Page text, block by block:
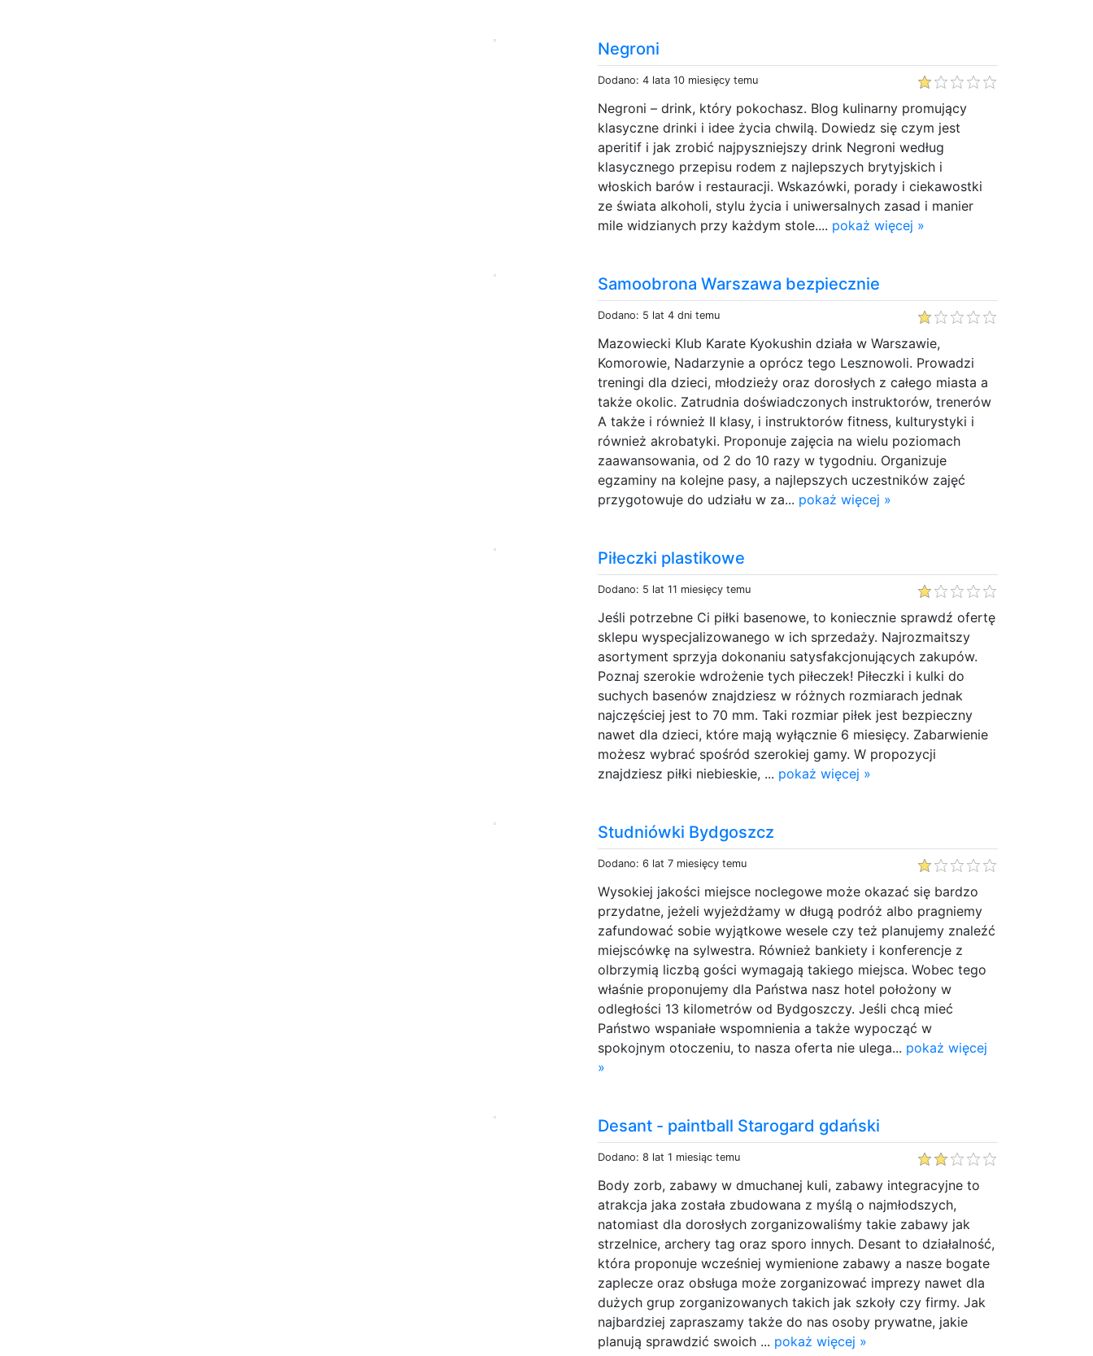
Negroni
Dodano: 4 lata 10 miesięcy temu
Negroni – drink, który pokochasz. Blog kulinarny promujący
klasyczne drinki i idee życia chwilą. Dowiedz się czym jest
aperitif i jak zrobić najpyszniejszy drink Negroni według
klasycznego przepisu rodem z najlepszych brytyjskich i
włoskich barów i restauracji. Wskazówki, porady i ciekawostki
ze świata alkoholi, stylu życia i uniwersalnych zasad i manier
mile widzianych przy każdym stole.... pokaż więcej »
Samoobrona Warszawa bezpiecznie
Dodano: 5 lat 4 dni temu
Mazowiecki Klub Karate Kyokushin działa w Warszawie,
Komorowie, Nadarzynie a oprócz tego Lesznowoli. Prowadzi
treningi dla dzieci, młodzieży oraz dorosłych z całego miasta a
także okolic. Zatrudnia doświadczonych instruktorów, trenerów
A także i również II klasy, i instruktorów fitness, kulturystyki i
również akrobatyki. Proponuje zajęcia na wielu poziomach
zaawansowania, od 2 do 10 razy w tygodniu. Organizuje
egzaminy na kolejne pasy, a najlepszych uczestników zajęć
przygotowuje do udziału w za... pokaż więcej »
Piłeczki plastikowe
Dodano: 5 lat 11 miesięcy temu
Jeśli potrzebne Ci piłki basenowe, to koniecznie sprawdź ofertę
sklepu wyspecjalizowanego w ich sprzedaży. Najrozmaitszy
asortyment sprzyja dokonaniu satysfakcjonujących zakupów.
Poznaj szerokie wdrożenie tych piłeczek! Piłeczki i kulki do
suchych basenów znajdziesz w różnych rozmiarach jednak
najczęściej jest to 70 mm. Taki rozmiar piłek jest bezpieczny
nawet dla dzieci, które mają wyłącznie 6 miesięcy. Zabarwienie
możesz wybrać spośród szerokiej gamy. W propozycji
znajdziesz piłki niebieskie, ... pokaż więcej »
Studniówki Bydgoszcz
Dodano: 6 lat 7 miesięcy temu
Wysokiej jakości miejsce noclegowe może okazać się bardzo
przydatne, jeżeli wyjeżdżamy w długą podróż albo pragniemy
zafundować sobie wyjątkowe wesele czy też planujemy znaleźć
miejscówkę na sylwestra. Również bankiety i konferencje z
olbrzymią liczbą gości wymagają takiego miejsca. Wobec tego
właśnie proponujemy dla Państwa nasz hotel położony w
odległości 13 kilometrów od Bydgoszczy. Jeśli chcą mieć
Państwo wspaniałe wspomnienia a także wypocząć w
spokojnym otoczeniu, to nasza oferta nie ulega... pokaż więcej
»
Desant - paintball Starogard gdański
Dodano: 8 lat 1 miesiąc temu
Body zorb, zabawy w dmuchanej kuli, zabawy integracyjne to
atrakcja jaka została zbudowana z myślą o najmłodszych,
natomiast dla dorosłych zorganizowaliśmy takie zabawy jak
strzelnice, archery tag oraz sporo innych. Desant to działalność,
która proponuje wcześniej wymienione zabawy a nasze bogate
zaplecze oraz obsługa może zorganizować imprezy nawet dla
dużych grup zorganizowanych takich jak szkoły czy firmy. Jak
najbardziej zapraszamy także do nas osoby prywatne, jakie
planują sprawdzić swoich ... pokaż więcej »